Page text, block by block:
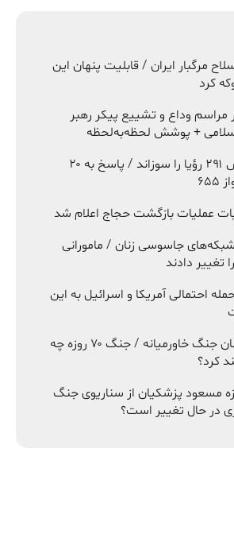
مرگبار ایران / قابلیت پنهان این
کرد
مراسم وداع و تشییع پیکر رهبر
+ پوشش لحظه‌به‌لحظه
ناو وینسنس ۲۹۱ رؤیا را سوزاند / پاسخ به ۲۰
عملیات بازگشت حجاج اعلام شد
جاسوسی زنان / مامورانی
تغییر دادند
احتمالی آمریکا و اسرائیل به این
برندگان پنهان جنگ خاورمیانه / جنگ ۷۰ روزه چه
کرد؟
مسعود پزشکیان از سناریوی جنگ
در حال تغییر است؟